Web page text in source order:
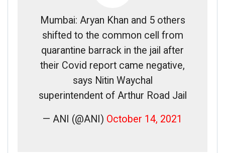
Mumbai: Aryan Khan and 5 others
shifted to the common cell from
quarantine barrack in the jail after
their Covid report came negative,
says Nitin Waychal
superintendent of Arthur Road Jail
— ANI (@ANI) October 14, 2021